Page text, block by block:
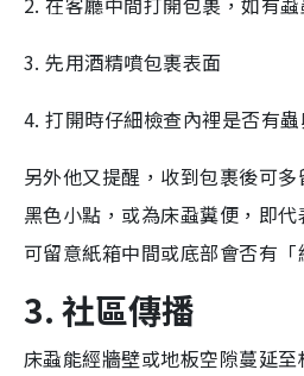
3. 先用酒精噴包裹表面
4. 打開時仔細檢查內裡是否有
另外他又提醒，收到包裹後可
黑色小點，或為床蝨糞便，即
可留意紙箱中間或底部會否有「
3. 社區傳播
床蝨能經牆壁或地板空隙蔓延